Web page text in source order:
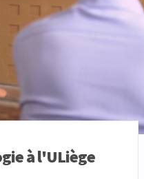
à l'ULiège